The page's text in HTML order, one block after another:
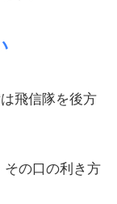
飛信隊を後方
の口の利き方